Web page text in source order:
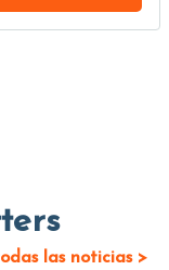
las noticias >